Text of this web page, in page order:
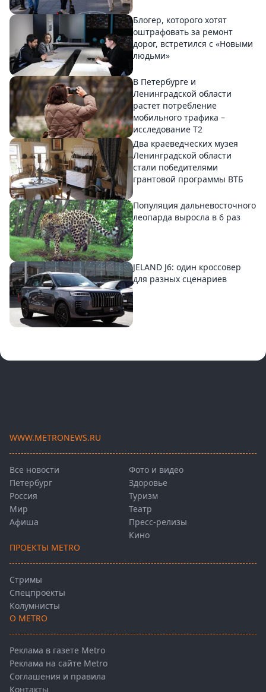
Блогер, которого хотят
оштрафовать за ремонт
дорог, встретился с «Новыми
людьми»
В Петербурге и
Ленинградской области
растет потребление
мобильного трафика –
исследование T2
Два краеведческих музея
Ленинградской области
стали победителями
грантовой программы ВТБ
Популяция дальневосточного
леопарда выросла в 6 раз
JELAND J6: один кроссовер
для разных сценариев
WWW.METRONEWS.RU
Все новости
Петербург
Россия
Мир
Афиша
Фото и видео
Здоровье
Туризм
Театр
Пресс-релизы
Кино
ПРОЕКТЫ METRO
Стримы
Спецпроекты
Колумнисты
О METRO
Реклама в газете Metro
Реклама на сайте Metro
Соглашения и правила
Контакты